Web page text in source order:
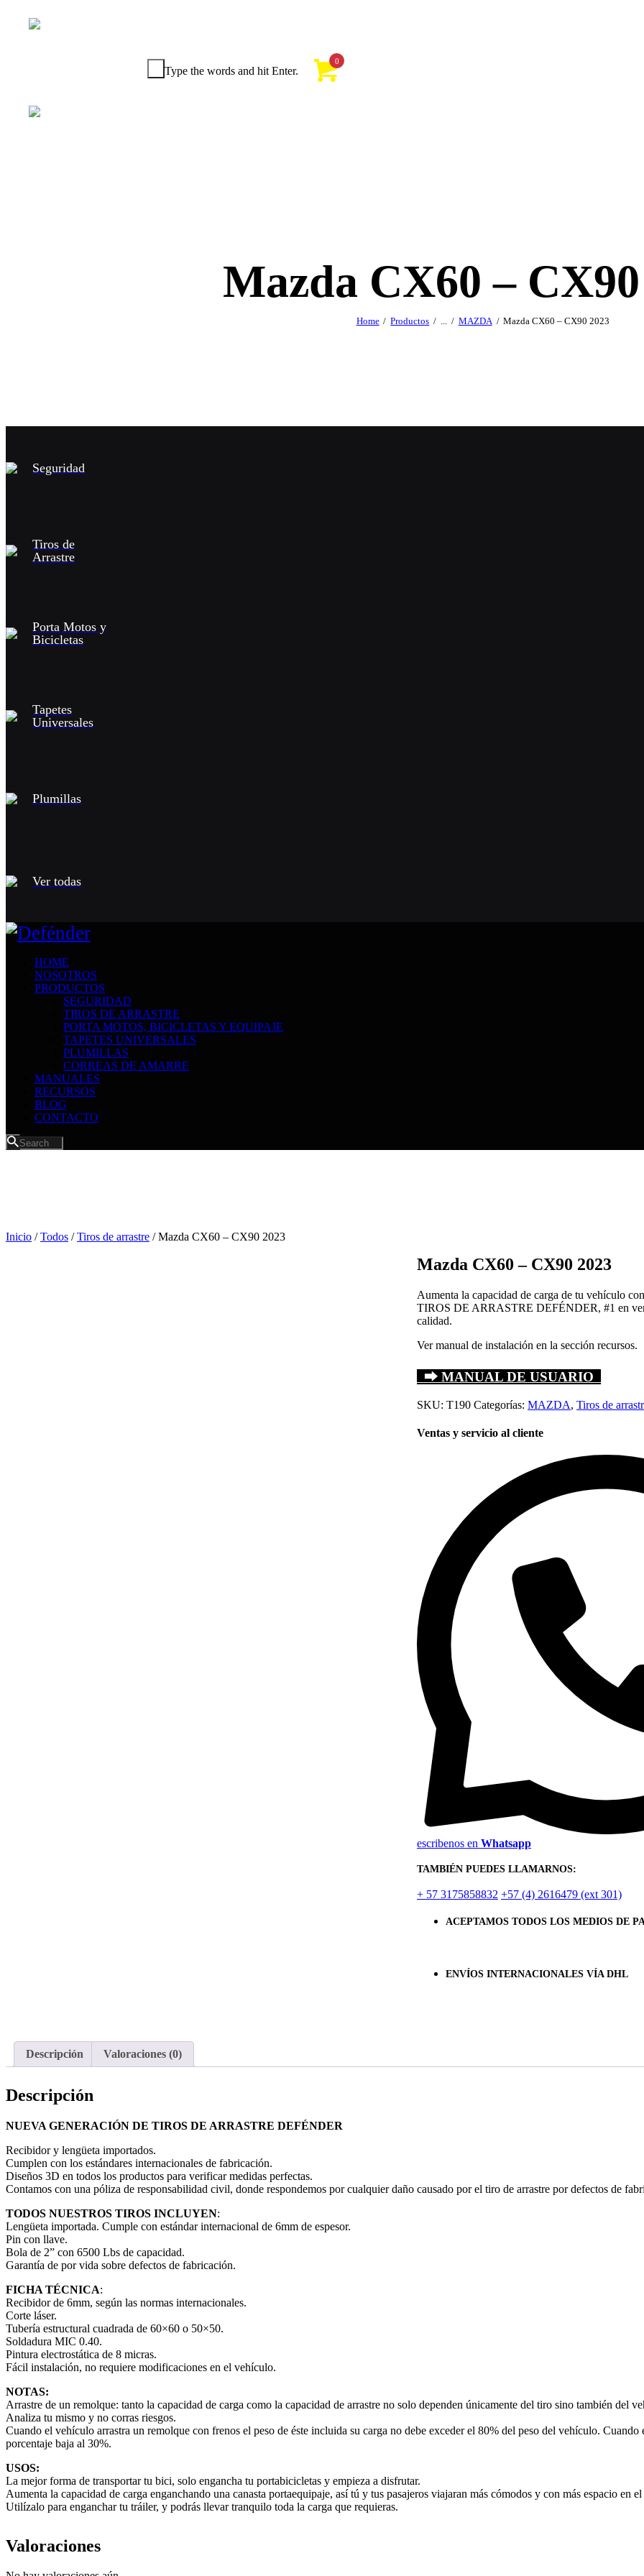
Type the words and hit Enter.
0
Mazda CX60 –
Home Productos MAZDA Mazda CX60 – CX90 2023
Seguridad
Tiros de
Arrastre
Porta Motos y
Bicicletas
Tapetes
Universales
Plumillas
Ver todas
HOME
NOSOTROS
PRODUCTOS
SEGURIDAD
TIROS DE ARRASTRE
PORTA MOTOS, BICICLETAS Y EQUIPAJE
TAPETES UNIVERSALES
PLUMILLAS
CORREAS DE AMARRE
MANUALES
RECURSOS
BLOG
CONTACTO
Inicio /Todos /Tiros de arrastre / Mazda CX60 – CX90 2023
Mazda CX60 – CX90 2023
Aumenta la capacidad de carga de tu vehículo
TIROS DE ARRASTRE DEFÉNDER, #1 en
calidad.
Ver manual de instalación en la sección recursos.
⮕ MANUAL DE USUARIO
SKU: T190 Categorías: MAZDA, Tiros de
Ventas y servicio al cliente
escribenos en Whatsapp
TAMBIÉN PUEDES LLAMARNOS:
+ 57 3175858832 +57 (4) 2616479 (ext 301)
ACEPTAMOS TODOS LOS MEDIOS DE
ENVÍOS INTERNACIONALES VÍA DHL
Descripción Valoraciones (0)
Descripción
NUEVA GENERACIÓN DE TIROS DE ARRASTRE DEFÉNDER
Recibidor y lengüeta importados.
Cumplen con los estándares internacionales de fabricación.
Diseños 3D en todos los productos para verificar medidas perfectas.
Contamos con una póliza de responsabilidad civil, donde respondemos por cualquier daño causado por el tiro de arrastre por defectos de
TODOS NUESTROS TIROS INCLUYEN:
Lengüeta importada. Cumple con estándar internacional de 6mm de espesor.
Pin con llave.
Bola de 2” con 6500 Lbs de capacidad.
Garantía de por vida sobre defectos de fabricación.
FICHA TÉCNICA:
Recibidor de 6mm, según las normas internacionales.
Corte láser.
Tubería estructural cuadrada de 60×60 o 50×50.
Soldadura MIC 0.40.
Pintura electrostática de 8 micras.
Fácil instalación, no requiere modificaciones en el vehículo.
NOTAS:
Arrastre de un remolque: tanto la capacidad de carga como la capacidad de arrastre no solo dependen únicamente del tiro sino también del
Analiza tu mismo y no corras riesgos.
Cuando el vehículo arrastra un remolque con frenos el peso de éste incluida su carga no debe exceder el 80% del peso del vehículo. Cuando
porcentaje baja al 30%.
USOS:
La mejor forma de transportar tu bici, solo engancha tu portabicicletas y empieza a disfrutar.
Aumenta la capacidad de carga enganchando una canasta portaequipaje, así tú y tus pasajeros viajaran más cómodos y con más espacio en
Utilízalo para enganchar tu tráiler, y podrás llevar tranquilo toda la carga que requieras.
Valoraciones